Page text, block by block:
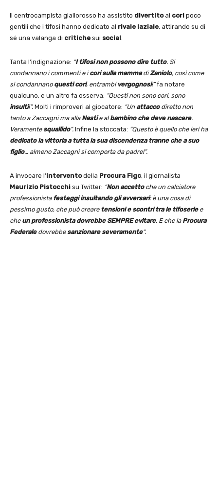
Il centrocampista giallorosso ha assistito divertitoai cori poco
gentili che i tifosi hanno dedicato al rivale laziale, attirando su di
sé una valanga di critiche sui social.
Tanta l’indignazione: “I tifosi non possono dire tutto. Si
condannano i commenti e icori sulla mammadiZaniolo, così come
si condannano questi cori, entrambi vergognosi!”fa notare
qualcuno, e un altro fa osserva: “Questi non sono cori, sono
insulti!”. Molti i rimproveri al giocatore: “Un attaccodiretto non
tanto a Zaccagni ma alla Nastie albambino che deve nascere.
Veramente squallido“. Infine la stoccata: “Questo è quello che ieri ha
dedicato la vittoria a tutta la sua discendenza tranne che a suo
figlio… almeno Zaccagni si comporta da padre!”.
A invocare l’interventodella Procura Figc, il giornalista
Maurizio Pistocchi su Twitter: “Non accettoche un calciatore
professionista festeggi insultando gli avversari: è una cosa di
pessimo gusto, che può creare tensioni e scontri tra le tifoseriee
che un professionista dovrebbe SEMPRE evitare. E che la Procura
Federaledovrebbe sanzionare severamente“.